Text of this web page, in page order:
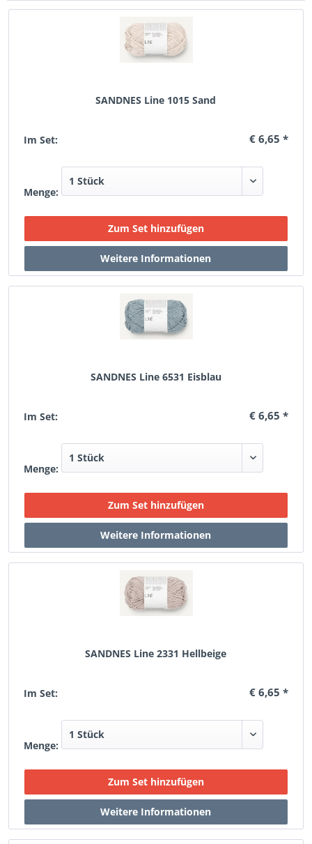
SANDNES Line 1015 Sand
Im Set: € 6,65 *
Menge:
SANDNES Line 6531 Eisblau
Im Set: € 6,65 *
Menge:
SANDNES Line 2331 Hellbeige
Im Set: € 6,65 *
Menge: